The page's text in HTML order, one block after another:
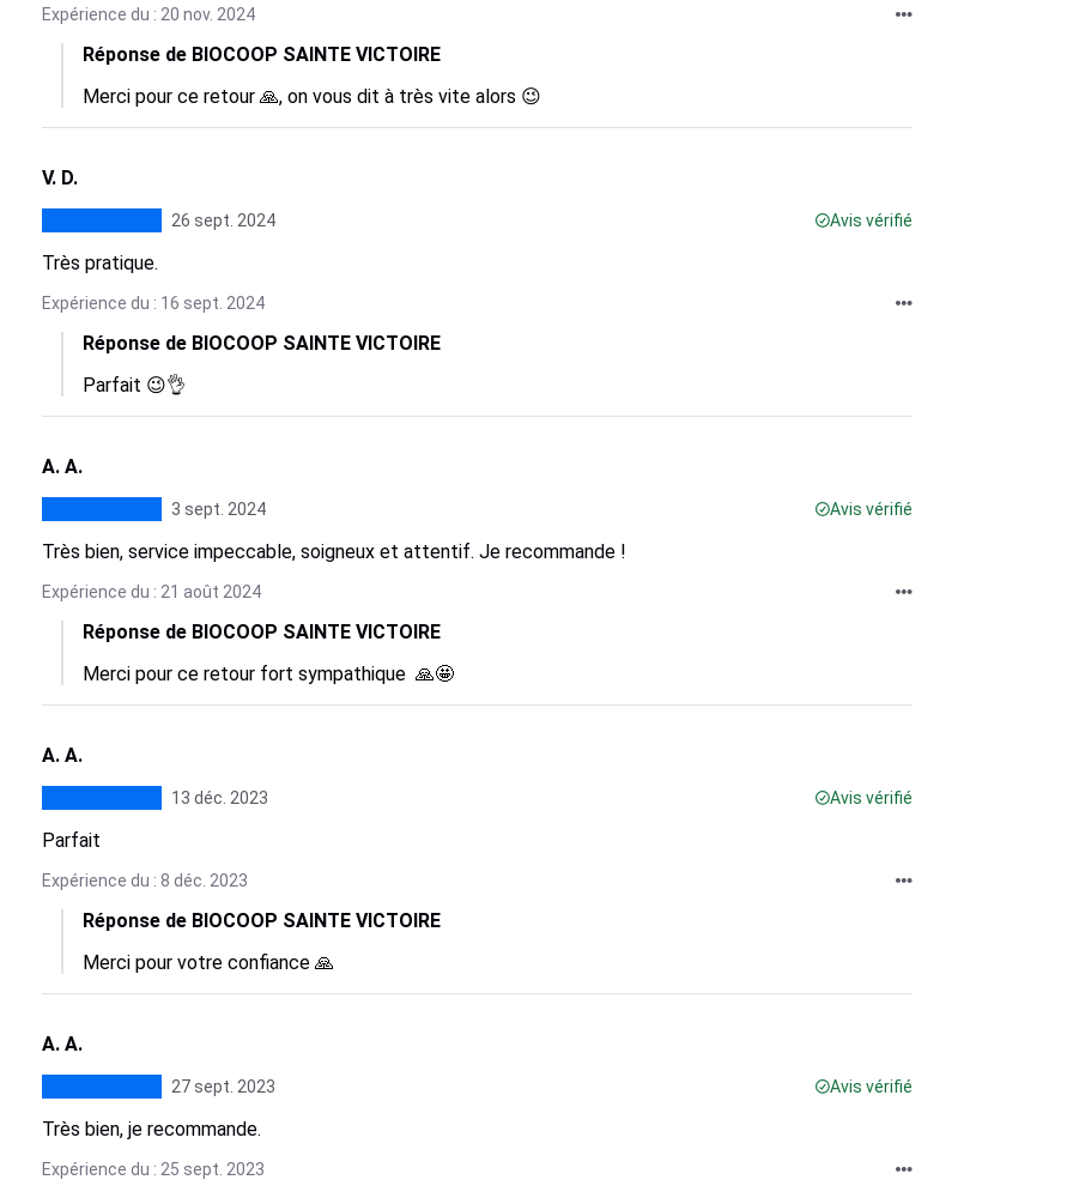
Expérience du : 20 nov. 2024
Réponse de BIOCOOP SAINTE VICTOIRE
Merci pour ce retour 🙏, on vous dit à très vite alors 😉
V. D.
26 sept. 2024 Avis vérifié
Très pratique.
Expérience du : 16 sept. 2024
Réponse de BIOCOOP SAINTE VICTOIRE
Parfait 😉👌
A. A.
3 sept. 2024 Avis vérifié
Très bien, service impeccable, soigneux et attentif. Je recommande !
Expérience du : 21 août 2024
Réponse de BIOCOOP SAINTE VICTOIRE
Merci pour ce retour fort sympathique  🙏🤩
A. A.
13 déc. 2023 Avis vérifié
Parfait
Expérience du : 8 déc. 2023
Réponse de BIOCOOP SAINTE VICTOIRE
Merci pour votre confiance 🙏
A. A.
27 sept. 2023 Avis vérifié
Très bien, je recommande.
Expérience du : 25 sept. 2023